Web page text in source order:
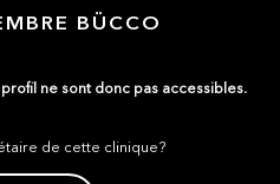
BÜCCO
ne sont donc pas accessibles.
de cette clinique?